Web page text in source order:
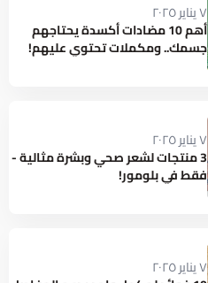
٧ يناير ٢٠٢٥
أهم 10 مضادات أكسدة يحتاجهم
جسمك.. ومكملات تحتوي عليهم!
٧ يناير ٢٠٢٥
3 منتجات لشعر صحي وبشرة مثالية -
فقط في بلومور!
٧ يناير ٢٠٢٥